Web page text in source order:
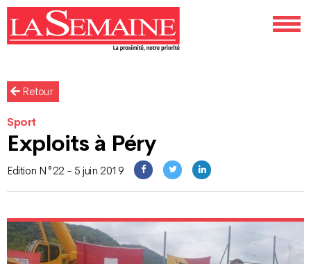
Retour
Sport
Exploits à Péry
Edition N°22 - 5 juin 2019